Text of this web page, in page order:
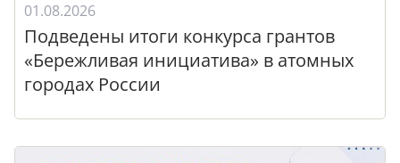
01.08.2026
Подведены итоги конкурса грантов
«Бережливая инициатива» в атомных
городах России